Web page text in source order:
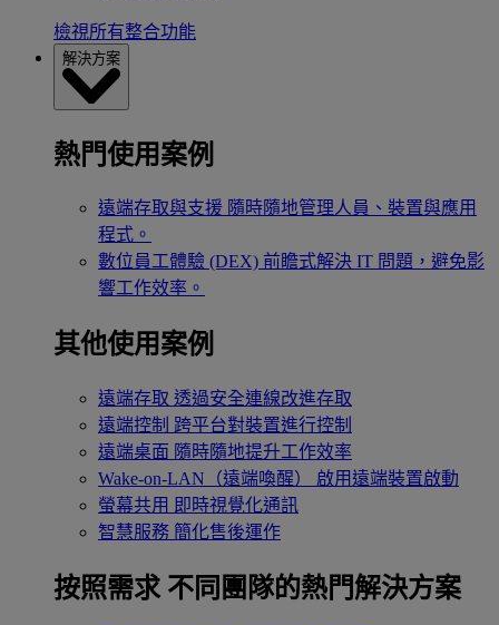
檢視所有整合功能
解決方案
熱門使用案例
遠端存取與支援 隨時隨地管理人員、裝置與應用
程式。
數位員工體驗 (DEX) 前瞻式解決 IT 問題，避免影
響工作效率。
其他使用案例
遠端存取 透過安全連線改進存取
遠端控制 跨平台對裝置進行控制
遠端桌面 隨時隨地提升工作效率
Wake-on-LAN（遠端喚醒）
啟用遠端裝置啟動
螢幕共用 即時視覺化通訊
智慧服務 簡化售後運作
按照需求 不同團隊的熱門解決方案